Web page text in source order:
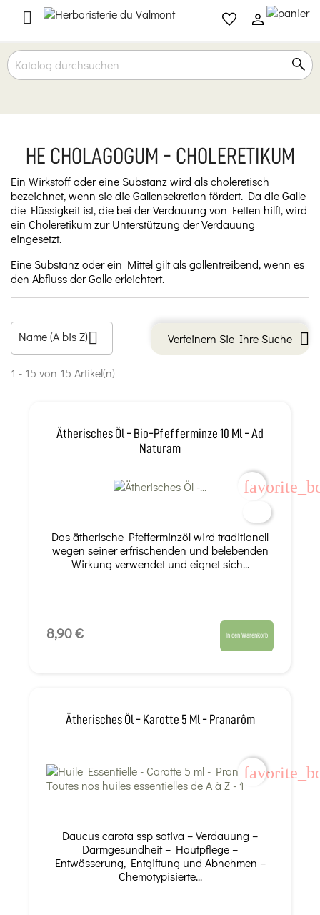

HE CHOLAGOGUM - CHOLERETIKUM
Ein Wirkstoff oder eine Substanz wird als choleretisch
bezeichnet, wenn sie die Gallensekretion fördert. Da die Galle
die Flüssigkeit ist, die bei der Verdauung von Fetten hilft, wird
ein Choleretikum zur Unterstützung der Verdauung
eingesetzt.
Eine Substanz oder ein Mittel gilt als gallentreibend, wenn es
den Abfluss der Galle erleichtert.
Verfeinern Sie Ihre Suche
Name (A bis Z)
1 - 15 von 15 Artikel(n)
Ätherisches Öl - Bio-Pfefferminze 10 Ml - Ad
Naturam
Das ätherische Pfefferminzöl wird traditionell
wegen seiner erfrischenden und belebenden
Wirkung verwendet und eignet sich...
8,90 € In den Warenkorb
Ätherisches Öl - Karotte 5 Ml - Pranarôm
Daucus carota ssp sativa – Verdauung –
Darmgesundheit – Hautpflege –
Entwässerung, Entgiftung und Abnehmen –
Chemotypisierte...